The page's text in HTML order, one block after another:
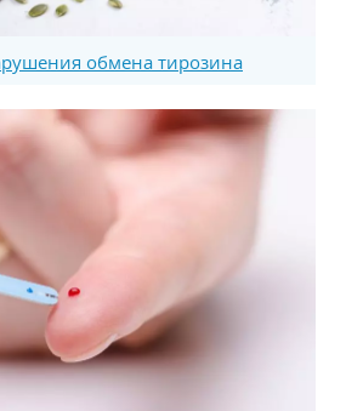
обмена тирозина